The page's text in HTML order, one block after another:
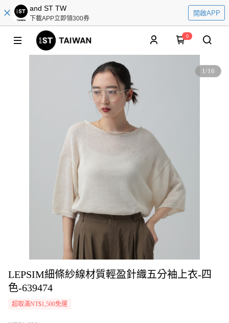
and ST TW
下載APP立即領300券
開啟APP
0
1/16
LEPSIM細條紗線材質輕盈針織五分袖上衣-四
色-639474
超取滿NT$1,500免運